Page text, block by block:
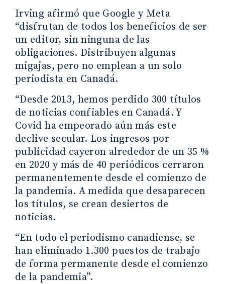
Irving afirmó que Google y Meta
“disfrutan de todos los beneficios de ser
un editor, sin ninguna de las
obligaciones. Distribuyen algunas
migajas, pero no emplean a un solo
periodista en Canadá.
“Desde 2013, hemos perdido 300 títulos
de noticias confiables en Canadá. Y
Covid ha empeorado aún más este
declive secular. Los ingresos por
publicidad cayeron alrededor de un 35 %
en 2020 y más de 40 periódicos cerraron
permanentemente desde el comienzo de
la pandemia. A medida que desaparecen
los títulos, se crean desiertos de
noticias.
“En todo el periodismo canadiense, se
han eliminado 1.300 puestos de trabajo
de forma permanente desde el comienzo
de la pandemia”.